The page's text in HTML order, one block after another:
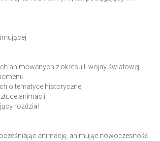
animowanych z okresu II wojny światowej
o tematyce historycznej
animacji
rozdział
animację, animując nowoczesność